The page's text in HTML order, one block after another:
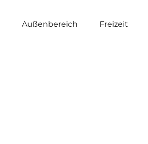
Außenbereich Freizeit